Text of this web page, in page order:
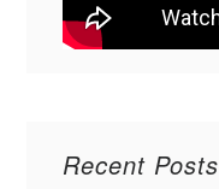
Recent Posts